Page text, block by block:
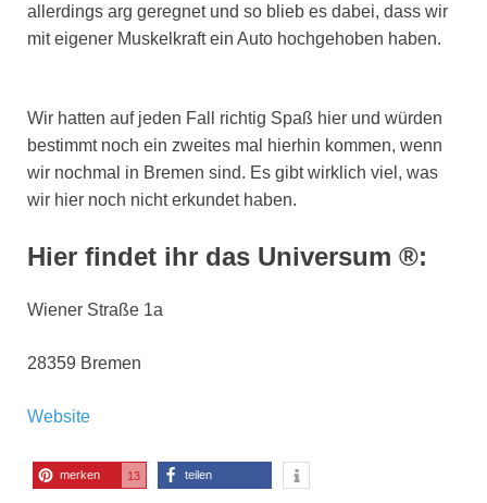
allerdings arg geregnet und so blieb es dabei, dass wir
mit eigener Muskelkraft ein Auto hochgehoben haben.
Wir hatten auf jeden Fall richtig Spaß hier und würden
bestimmt noch ein zweites mal hierhin kommen, wenn
wir nochmal in Bremen sind. Es gibt wirklich viel, was
wir hier noch nicht erkundet haben.
Hier findet ihr das Universum ®:
Wiener Straße 1a
28359 Bremen
Website
merken 13 teilen